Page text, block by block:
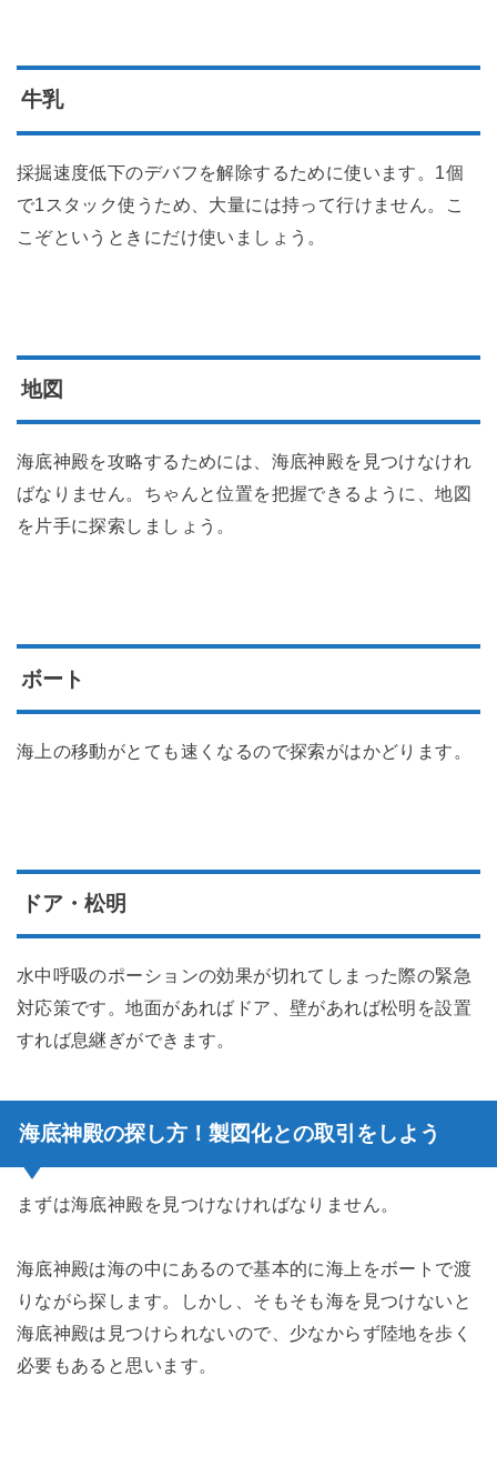
牛乳
採掘速度低下のデバフを解除するために使います。1個
で1スタック使うため、大量には持って行けません。こ
こぞというときにだけ使いましょう。
地図
海底神殿を攻略するためには、海底神殿を見つけなけれ
ばなりません。ちゃんと位置を把握できるように、地図
を片手に探索しましょう。
ボート
海上の移動がとても速くなるので探索がはかどります。
ドア・松明
水中呼吸のポーションの効果が切れてしまった際の緊急
対応策です。地面があればドア、壁があれば松明を設置
すれば息継ぎができます。
海底神殿の探し方！製図化との取引をしよう
まずは海底神殿を見つけなければなりません。
海底神殿は海の中にあるので基本的に海上をボートで渡
りながら探します。しかし、そもそも海を見つけないと
海底神殿は見つけられないので、少なからず陸地を歩く
必要もあると思います。